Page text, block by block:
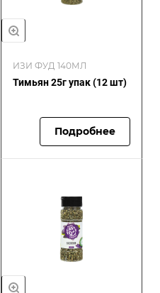
ИЗИ ФУД 140МЛ
Тимьян 25г упак (12 шт)
Подробнее